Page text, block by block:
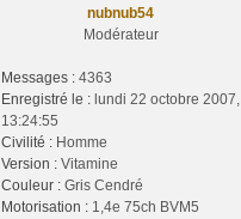
nubnub54
Modérateur
Messages : 4363
Enregistré le : lundi 22 octobre 2007,
13:24:55
Civilité : Homme
Version : Vitamine
Couleur : Gris Cendré
Motorisation : 1,4e 75ch BVM5